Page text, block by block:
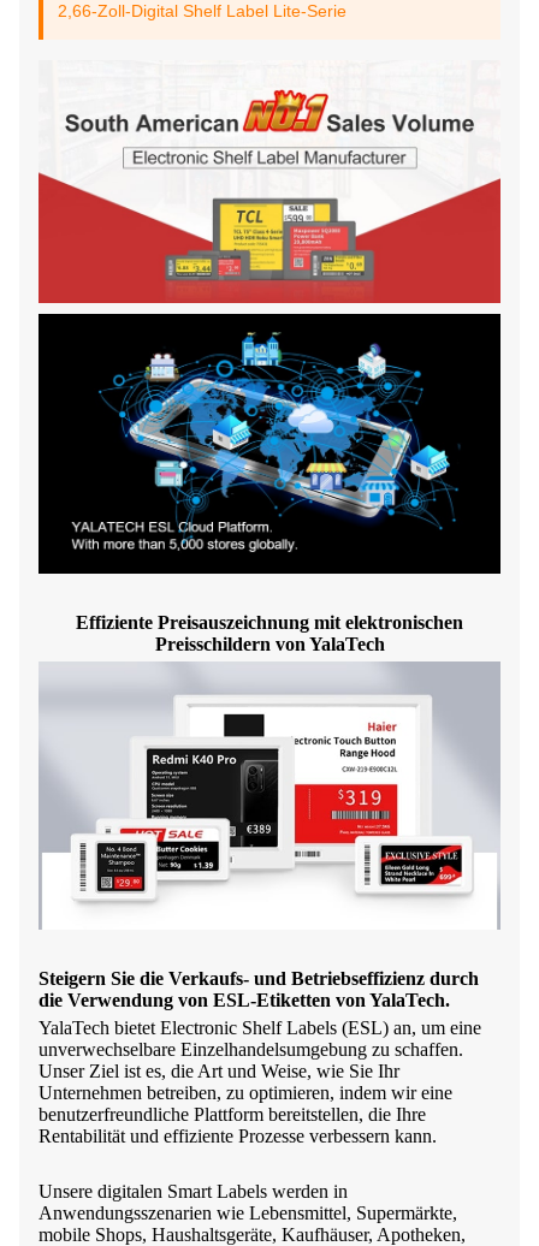
2,66-Zoll-Digital Shelf Label Lite-Serie
Effiziente Preisauszeichnung mit elektronischen
Preisschildern von YalaTech
Steigern Sie die Verkaufs- und Betriebseffizienz durch
die Verwendung von ESL-Etiketten von YalaTech.
YalaTech bietet Electronic Shelf Labels (ESL) an, um eine
unverwechselbare Einzelhandelsumgebung zu schaffen.
Unser Ziel ist es, die Art und Weise, wie Sie Ihr
Unternehmen betreiben, zu optimieren, indem wir eine
benutzerfreundliche Plattform bereitstellen, die Ihre
Rentabilität und effiziente Prozesse verbessern kann.
Unsere digitalen Smart Labels werden in
Anwendungsszenarien wie Lebensmittel, Supermärkte,
mobile Shops, Haushaltsgeräte, Kaufhäuser, Apotheken,